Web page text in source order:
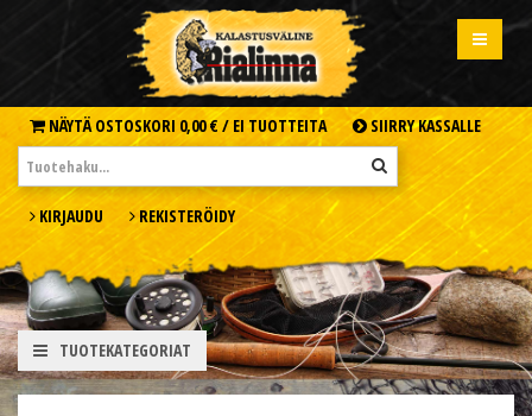
NÄYTÄ OSTOSKORI 0,00 € / EI TUOTTEITA SIIRRY KASSALLE
KIRJAUDU REKISTERÖIDY
TUOTEKATEGORIAT